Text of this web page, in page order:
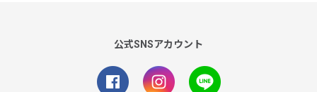
公式SNSアカウント